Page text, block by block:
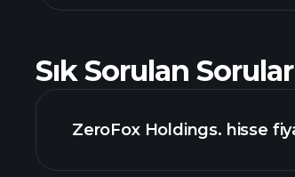
Sık Sorulan Sorular
ZeroFox Holdings. hisse